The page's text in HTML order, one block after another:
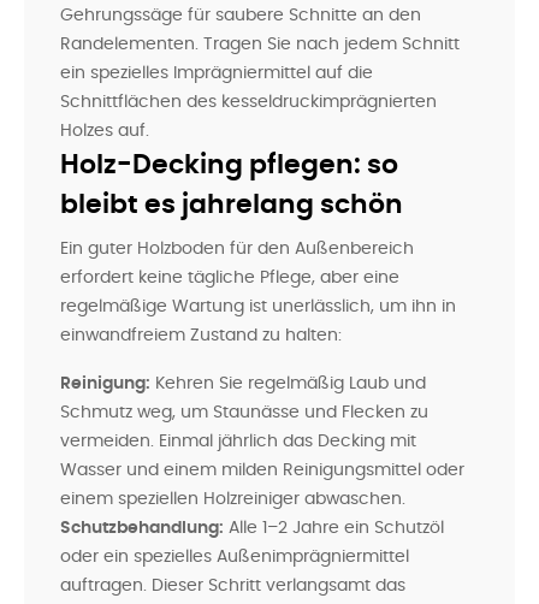
Gehrungssäge für saubere Schnitte an den
Randelementen. Tragen Sie nach jedem Schnitt
ein spezielles Imprägniermittel auf die
Schnittflächen des kesseldruckimprägnierten
Holzes auf.
Holz-Decking pflegen: so
bleibt es jahrelang schön
Ein guter Holzboden für den Außenbereich
erfordert keine tägliche Pflege, aber eine
regelmäßige Wartung ist unerlässlich, um ihn in
einwandfreiem Zustand zu halten:
Reinigung: Kehren Sie regelmäßig Laub und
Schmutz weg, um Staunässe und Flecken zu
vermeiden. Einmal jährlich das Decking mit
Wasser und einem milden Reinigungsmittel oder
einem speziellen Holzreiniger abwaschen.
Schutzbehandlung: Alle 1–2 Jahre ein Schutzöl
oder ein spezielles Außenimprägniermittel
auftragen. Dieser Schritt verlangsamt das